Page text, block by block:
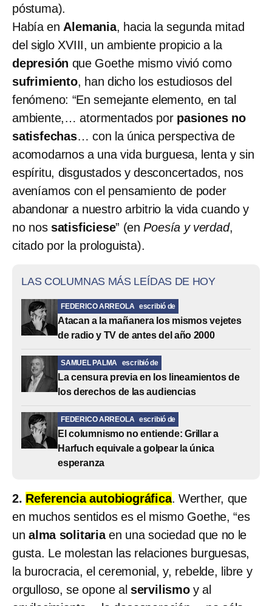
póstuma).
Había en Alemania, hacia la segunda mitad
del siglo XVIII, un ambiente propicio a la
depresión que Goethe mismo vivió como
sufrimiento, han dicho los estudiosos del
fenómeno: “En semejante elemento, en tal
ambiente,… atormentados por pasiones no
satisfechas… con la única perspectiva de
acomodarnos a una vida burguesa, lenta y sin
espíritu, disgustados y desconcertados, nos
aveníamos con el pensamiento de poder
abandonar a nuestro arbitrio la vida cuando y
no nos satisficiese” (enPoesía y verdad,
citado por la prologuista).
LAS COLUMNAS MÁS LEÍDAS DE HOY
FEDERICO ARREOLA escribió de
Atacan a la mañanera los mismos vejetes
de radio y TV de antes del año 2000
SAMUEL PALMA escribió de
La censura previa en los lineamientos de
los derechos de las audiencias
FEDERICO ARREOLA escribió de
El columnismo no entiende: Grillar a
Harfuch equivale a golpear la única
esperanza
2. Referencia autobiográfica. Werther, que
en muchos sentidos es el mismo Goethe, “es
un alma solitariaen una sociedad que no le
gusta. Le molestan las relaciones burguesas,
la burocracia, el ceremonial, y, rebelde, libre y
orgulloso, se opone al servilismoy al